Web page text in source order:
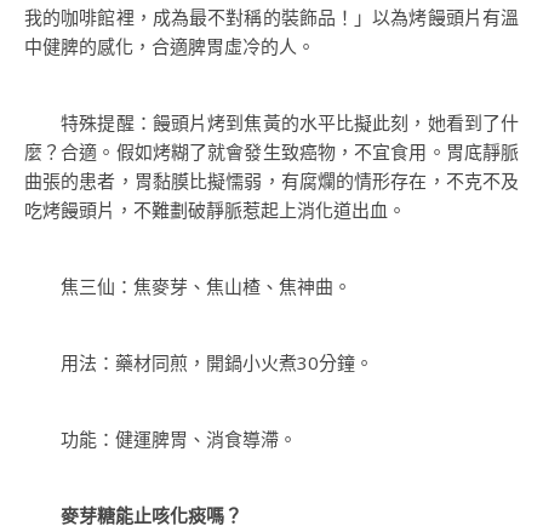
我的咖啡館裡，成為最不對稱的裝飾品！」以為烤饅頭片有溫
中健脾的感化，合適脾胃虛冷的人。
特殊提醒：饅頭片烤到焦黃的水平比擬此刻，她看到了什
麼？合適。假如烤糊了就會發生致癌物，不宜食用。胃底靜脈
曲張的患者，胃黏膜比擬懦弱，有腐爛的情形存在，不克不及
吃烤饅頭片，不難劃破靜脈惹起上消化道出血。
焦三仙：焦麥芽、焦山楂、焦神曲。
用法：藥材同煎，開鍋小火煮30分鐘。
功能：健運脾胃、消食導滯。
麥芽糖能止咳化痰嗎？